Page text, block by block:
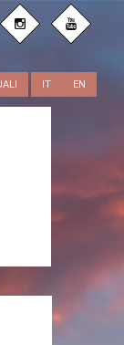
IT EN